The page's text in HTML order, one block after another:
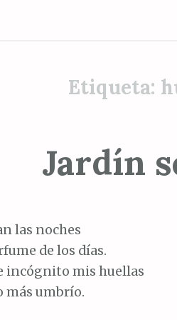
Etiqueta:
Jardín
las noches
de los días.
incógnito mis huellas
más umbrío.